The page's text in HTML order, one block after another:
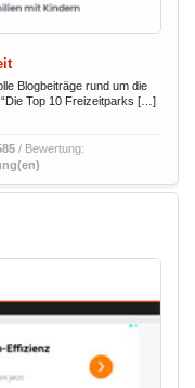
Blogbeiträge rund um die
Top 10 Freizeitparks […]
/ Bewertung: